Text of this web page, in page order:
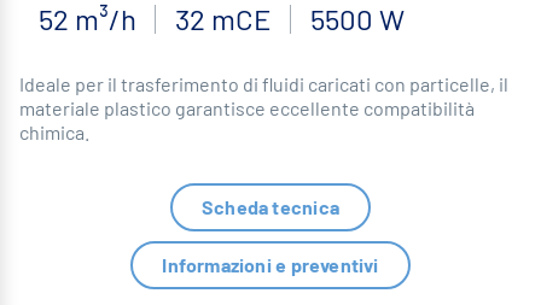
52 m³/h 32 mCE 5500 W
Ideale per il trasferimento di fluidi caricati con particelle, il
materiale plastico garantisce eccellente compatibilità
chimica.
Scheda tecnica
Informazioni e preventivi